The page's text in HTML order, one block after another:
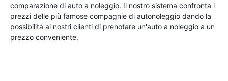
comparazione di auto a noleggio. Il nostro sistema confronta i
prezzi delle più famose compagnie di autonoleggio dando la
possibilità ai nostri clienti di prenotare un'auto a noleggio a un
prezzo conveniente.